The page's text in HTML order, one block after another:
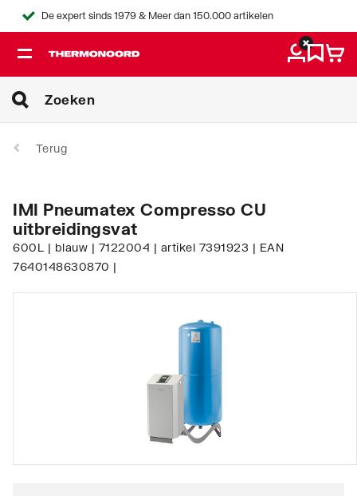
De expert sinds 1979 & Meer dan 150.000 artikelen
Terug
IMI Pneumatex Compresso CU
uitbreidingsvat
600L | blauw | 7122004 | artikel 7391923 | EAN
7640148630870 |